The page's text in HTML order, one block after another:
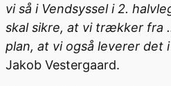
vi så i Vendsyssel i 2.
skal sikre, at vi trækker fra
plan, at vi også leverer det
Jakob Vestergaard.